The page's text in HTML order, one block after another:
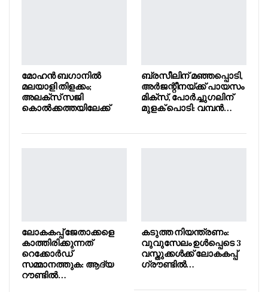
മോഹൻ ബഗാനിൽ
മലയാളി തിളക്കം;
അലക്സ് സജി
കൊൽക്കത്തയിലേക്ക്
ബ്രസീലിന് മഞ്ഞപ്പൊടി,
അർജന്റീനയ്ക്ക് പായസം
മിക്സ്, പോർച്ചുഗലിന്
മുളക് പൊടി: വമ്പൻ…
ലോകകപ്പ് ജേതാക്കളെ
കാത്തിരിക്കുന്നത്
റെക്കോർഡ്
സമ്മാനത്തുക: ആദ്യ
റൗണ്ടിൽ…
കടുത്ത നിയന്ത്രണം:
വുവുസേലം ഉൾപ്പെടെ 3
വസ്തുക്കൾക്ക് ലോകകപ്പ്
ഗ്രൗണ്ടിൽ…